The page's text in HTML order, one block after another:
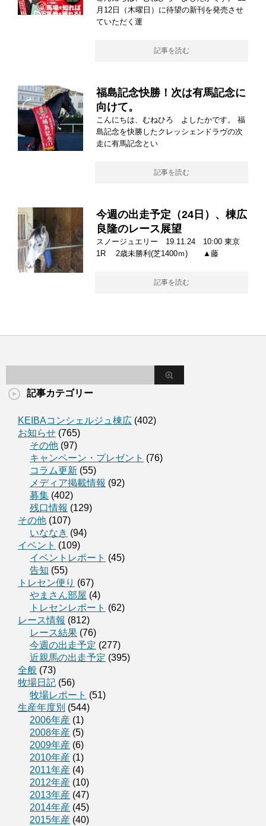
月12日（木曜日）に待望の新刊を発売させ
ていただく運
記事を読む
福島記念快勝！次は有馬記念に
向けて。
こんにちは、むねひろ よしたかです。 福
島記念を快勝したクレッシェンドラヴの次
走に有馬記念とい
記事を読む
今週の出走予定（24日）、棟広
良隆のレース展望
スノージュエリー 19.11.24 10:00 東京
1R 2歳未勝利(芝1400ｍ) ▲藤
記事を読む
記事カテゴリー
KEIBAコンシェルジュ棟広 (402)
お知らせ (765)
その他 (97)
キャンペーン・プレゼント (76)
コラム更新 (55)
メディア掲載情報 (92)
募集 (402)
残口情報 (129)
その他 (107)
いななき (94)
イベント (109)
イベントレポート (45)
告知 (55)
トレセン便り (67)
やまさん部屋 (4)
トレセンレポート (62)
レース情報 (812)
レース結果 (76)
今週の出走予定 (277)
近親馬の出走予定 (395)
全般 (73)
牧場日記 (56)
牧場レポート (51)
生産年度別 (544)
2006年産 (1)
2008年産 (5)
2009年産 (6)
2010年産 (1)
2011年産 (4)
2012年産 (10)
2013年産 (47)
2014年産 (45)
2015年産 (40)